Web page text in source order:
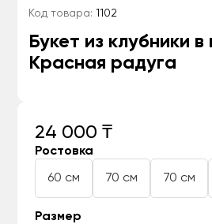
Код товара: 1102
Букет из клубники
Красная радуга
24 000 ₸
Ростовка
60 см 70 см 70 см
Размер